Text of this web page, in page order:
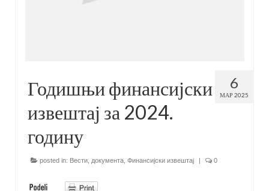
6
МАР 2025
Годишњи финансијски
извештај за 2024.
годину
posted in: Вести документа Финансијски извештај | 0